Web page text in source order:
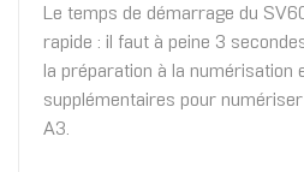
Le temps de démarrage du
rapide : il faut à peine 3
la préparation à la numérisation
supplémentaires pour
A3.